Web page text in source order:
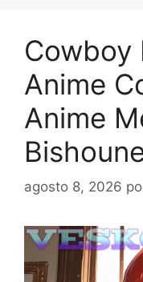
Cowboy
Anime
Anime
agosto 8, 2026